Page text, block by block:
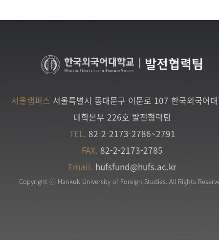
발전협력팀
서울캠퍼스 서울특별시 동대문구 이문로 107 한국외국어
대학본부 226호 발전협력팀
TEL. 82-2-2173-2786~2791
FAX. 82-2-2173-2785
Email. hufsfund@hufs.ac.kr
Copyright ⓒ Hankuk University of Foreign Studies. All Rights